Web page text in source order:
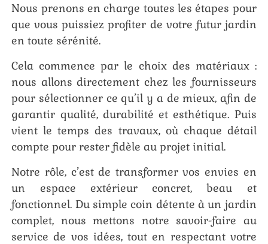
Nous prenons en charge toutes les étapes pour
que vous puissiez profiter de votre futur jardin
en toute sérénité.
Cela commence par le choix des matériaux :
nous allons directement chez les fournisseurs
pour sélectionner ce qu’il y a de mieux, afin de
garantir qualité, durabilité et esthétique. Puis
vient le temps des travaux, où chaque détail
compte pour rester fidèle au projet initial.
Notre rôle, c’est de transformer vos envies en
un espace extérieur concret, beau et
fonctionnel. Du simple coin détente à un jardin
complet, nous mettons notre savoir-faire au
service de vos idées, tout en respectant votre